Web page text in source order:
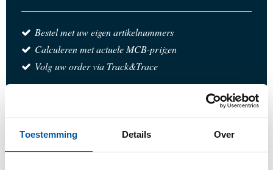
Toestemming Details Over
Bestel met uw eigen artikelnummers
Calculeren met actuele MCB-prijzen
Volg uw order via Track&Trace
Product Product omschrijving Bruto prijslijst